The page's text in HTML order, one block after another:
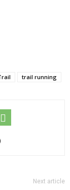
trail running
Next article